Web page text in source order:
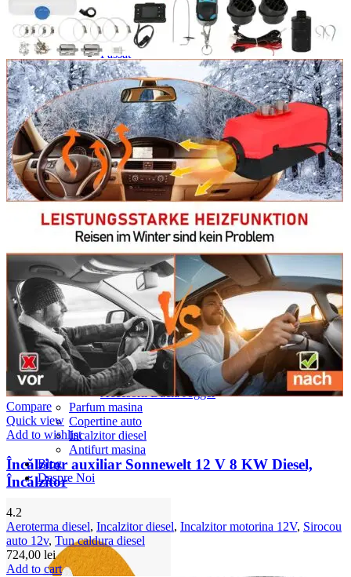
Navigație Mercedes W204
Navigație Mercedes W211
Navigație Mercedes Sprinter
Passat
Navigație Passat B5
Navigație Passat B5 5
Navigație Passat B6
Navigație Passat B7
Navigație Passat B8
Navigație Passat CC
Skoda
Navigație Skoda Fabia 1
Navigație Skoda Fabia 2
Navigație Skoda Octavia 1
Navigație Skoda Octavia 2
Navigație Skoda Octavia 3
Navigație Skoda Rapid
Navigație Skoda Superb 1
Navigație Skoda Superb 2
Navigație Toyota Avensis T25
Portbagaj Plafon Auto
Sub 350 Litri
Peste 350 Litri
Peste 450 litri
Accesorii auto masina
Accesorii Dacia Duster 3
Accesorii Duster 2
Accesorii Dacia Jogger
Parfum masina
Copertine auto
Incalzitor diesel
Antifurt masina
Blog
Despre Noi
Compare
Quick view
Add to wishlist
Încălzitor auxiliar Sonnewelt 12 V 8 KW Diesel,
Încălzitor
4.2
Aeroterma diesel, Incalzitor diesel, Incalzitor motorina 12V, Sirocou
auto 12v, Tun caldura diesel
724,00 lei
Add to cart